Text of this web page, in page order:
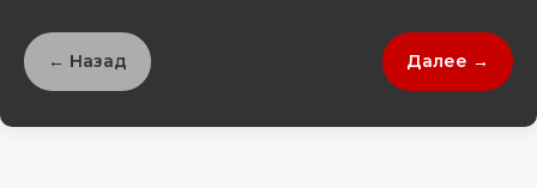
← Назад Далее →